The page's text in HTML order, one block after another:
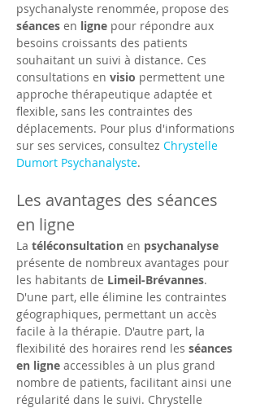
psychanalyste renommée, propose des
séances en ligne pour répondre aux
besoins croissants des patients
souhaitant un suivi à distance. Ces
consultations en visio permettent une
approche thérapeutique adaptée et
flexible, sans les contraintes des
déplacements. Pour plus d'informations
sur ses services, consultez Chrystelle
Dumort Psychanalyste.
Les avantages des séances
en ligne
La téléconsultation en psychanalyse
présente de nombreux avantages pour
les habitants de Limeil-Brévannes.
D'une part, elle élimine les contraintes
géographiques, permettant un accès
facile à la thérapie. D'autre part, la
flexibilité des horaires rend les séances
en ligne accessibles à un plus grand
nombre de patients, facilitant ainsi une
régularité dans le suivi. Chrystelle